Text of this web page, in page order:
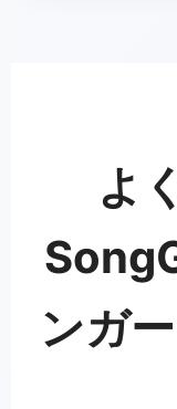
よ
ンガ